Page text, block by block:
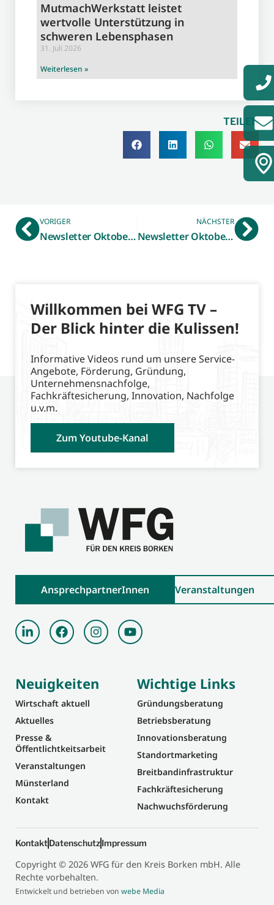
MutmachWerkstatt leistet
wertvolle Unterstützung in
schweren Lebensphasen
31. Juli 2026
Weiterlesen »
TEILEN
VORIGER
Newsletter Oktober 2020 – Gewerblicher Immobilienmarkt Kreis Borken
NÄCHSTER
Newsletter Oktober 2020 – Digitalradar münsterLAND
Willkommen bei WFG TV –
Der Blick hinter die Kulissen!
Informative Videos rund um unsere Service-
Angebote, Förderung, Gründung,
Unternehmensnachfolge,
Fachkräftesicherung, Innovation, Nachfolge
u.v.m.
Zum Youtube-Kanal
AnsprechpartnerInnen Veranstaltungen
Neuigkeiten
Wirtschaft aktuell
Aktuelles
Presse &
Öffentlichtkeitsarbeit
Veranstaltungen
Münsterland
Kontakt
Wichtige Links
Gründungsberatung
Betriebsberatung
Innovationsberatung
Standortmarketing
Breitbandinfrastruktur
Fachkräftesicherung
Nachwuchsförderung
Copyright © 2026 WFG für den Kreis Borken mbH. Alle
Rechte vorbehalten.
Entwickelt und betrieben von webe Media
KontaktDatenschutzImpressum